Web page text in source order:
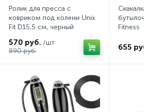
Ролик для пресса с
ковриком под колени Unix
Fit D15,5 см, черный
570 руб. /шт
890 руб.
Fitness
655